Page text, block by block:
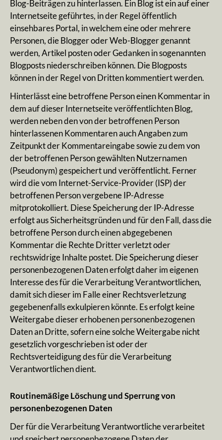
Blog-Beiträgen zu hinterlassen. Ein Blog ist ein auf einer
Internetseite geführtes, in der Regel öffentlich
einsehbares Portal, in welchem eine oder mehrere
Personen, die Blogger oder Web-Blogger genannt
werden, Artikel posten oder Gedanken in sogenannten
Blogposts niederschreiben können. Die Blogposts
können in der Regel von Dritten kommentiert werden.
Hinterlässt eine betroffene Person einen Kommentar in
dem auf dieser Internetseite veröffentlichten Blog,
werden neben den von der betroffenen Person
hinterlassenen Kommentaren auch Angaben zum
Zeitpunkt der Kommentareingabe sowie zu dem von
der betroffenen Person gewählten Nutzernamen
(Pseudonym) gespeichert und veröffentlicht. Ferner
wird die vom Internet-Service-Provider (ISP) der
betroffenen Person vergebene IP-Adresse
mitprotokolliert. Diese Speicherung der IP-Adresse
erfolgt aus Sicherheitsgründen und für den Fall, dass die
betroffene Person durch einen abgegebenen
Kommentar die Rechte Dritter verletzt oder
rechtswidrige Inhalte postet. Die Speicherung dieser
personenbezogenen Daten erfolgt daher im eigenen
Interesse des für die Verarbeitung Verantwortlichen,
damit sich dieser im Falle einer Rechtsverletzung
gegebenenfalls exkulpieren könnte. Es erfolgt keine
Weitergabe dieser erhobenen personenbezogenen
Daten an Dritte, sofern eine solche Weitergabe nicht
gesetzlich vorgeschrieben ist oder der
Rechtsverteidigung des für die Verarbeitung
Verantwortlichen dient.
Routinemäßige Löschung und Sperrung von
personenbezogenen Daten
Der für die Verarbeitung Verantwortliche verarbeitet